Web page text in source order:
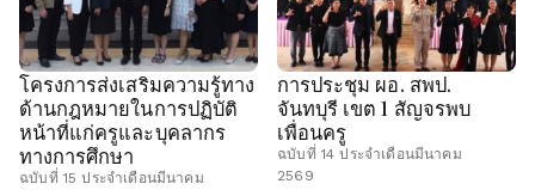
โครงการส่งเสริมความรู้ทาง
ด้านกฎหมายในการปฏิบัติ
หน้าที่แก่ครูและบุคลากร
ทางการศึกษา
ฉบับที่ 15 ประจำเดือนมีนาคม
การประชุม ผอ. สพป.
จันทบุรี เขต 1 สัญจรพบ
เพื่อนครู
ฉบับที่ 14 ประจำเดือนมีนาคม
2569